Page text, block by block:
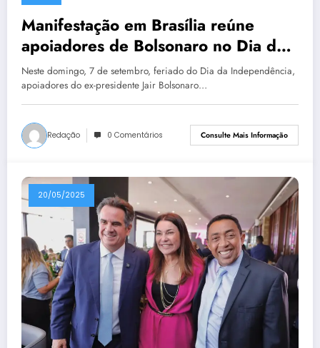
Manifestação em Brasília reúne
apoiadores de Bolsonaro no Dia da
Independência
Neste domingo, 7 de setembro, feriado do Dia da Independência,
apoiadores do ex-presidente Jair Bolsonaro…
Redação 0 Comentários Consulte Mais Informação
20/05/2025